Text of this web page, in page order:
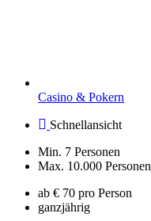
Casino & Pokern
Schnellansicht
Min. 7 Personen
Max. 10.000 Personen
ab € 70 pro Person
ganzjährig